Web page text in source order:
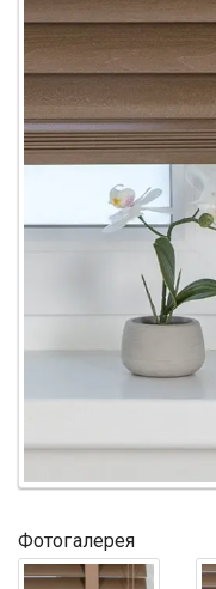
Фотогалерея